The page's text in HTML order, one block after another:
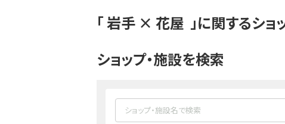
「岩手 × 花屋 」に関するショ
ショップ・施設を検索